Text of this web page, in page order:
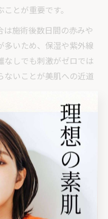
とが重要です。
施術後数日間の赤みや
多いため、保湿や紫外線
なしでも刺激がゼロでは
ないことが美肌への近道
ピーリング効果
ーリングは、栃木県内
や「ハーブピーリング 栃
心を集めています。主
抑える、ターンオーバ
らつきを改善するなど
人ニキビや肌質の乱れ